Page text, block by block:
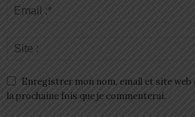
Enregistrer mon nom, email et site web
la prochaine fois que je commenterai.